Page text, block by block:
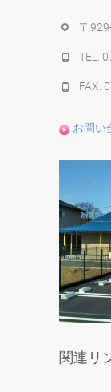
〒
TEL.
FAX.
お問い
関連リ